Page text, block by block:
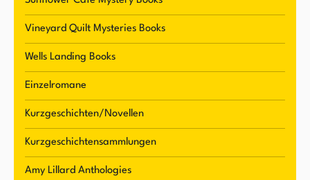
engagierte Autorin, die stets auf der Suche nach
zu treten und ihre Liebe zur Erzählkunst zu teilen.
Vineyard Quilt Mysteries Books
Wells Landing Books
Einzelromane
Kurzgeschichten/Novellen
Kurzgeschichtensammlungen
Amy Lillard Anthologies